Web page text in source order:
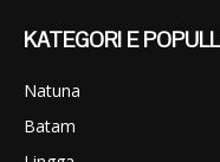
KATEGORI E
Natuna
Batam